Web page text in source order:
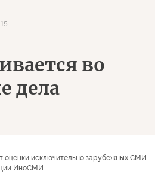
15
во
дела
исключительно зарубежных СМИ
ИноСМИ